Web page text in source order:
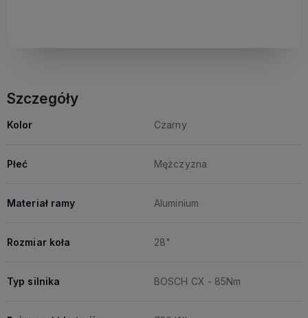
Szczegóły
Kolor Czarny
Płeć Mężczyzna
Materiał ramy Aluminium
Rozmiar koła 28"
Typ silnika BOSCH CX - 85Nm